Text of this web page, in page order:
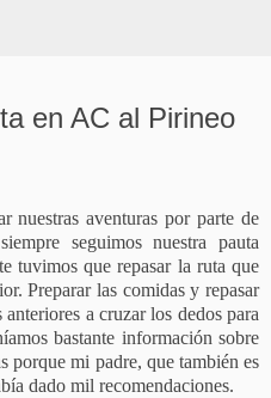
en AC al Pirineo
nuestras aventuras por parte de
seguimos nuestra pauta
tuvimos que repasar la ruta que
Preparar las comidas y repasar
a cruzar los dedos para
bastante información sobre
porque mi padre, que también es
dado mil recomendaciones.